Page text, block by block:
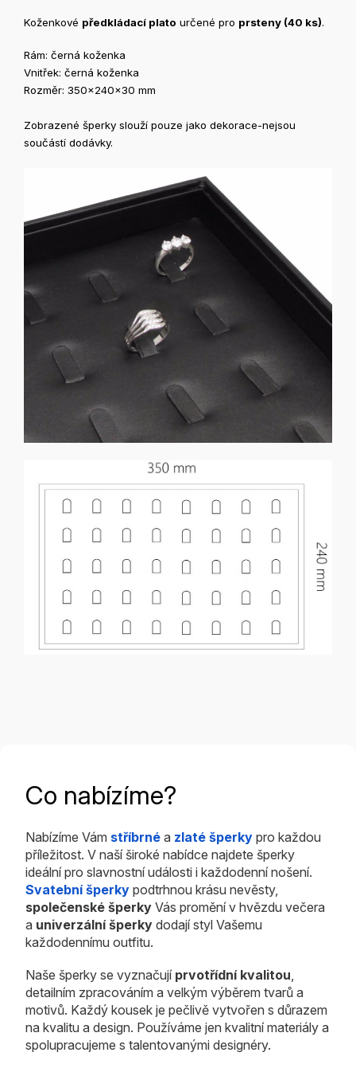
Koženkové předkládací plato určené pro prsteny (40 ks).
Rám: černá koženka
Vnitřek: černá koženka
Rozměr: 350x240x30 mm
Zobrazené šperky slouží pouze jako dekorace-nejsou
součástí dodávky.
Co nabízíme?
Nabízíme Vám stříbrné a zlaté šperky pro každou
příležitost. V naší široké nabídce najdete šperky
ideální pro slavnostní události i každodenní nošení.
Svatební šperky podtrhnou krásu nevěsty,
společenské šperky Vás promění v hvězdu večera
a univerzální šperky dodají styl Vašemu
každodennímu outfitu.
Naše šperky se vyznačují prvotřídní kvalitou
detailním zpracováním a velkým výběrem tvarů a
motivů. Každý kousek je pečlivě vytvořen s důrazem
na kvalitu a design. Používáme jen kvalitní materiály a
spolupracujeme s talentovanými designéry.